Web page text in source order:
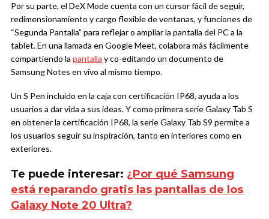
Por su parte, el DeX Mode cuenta con un cursor fácil de seguir,
redimensionamiento y cargo flexible de ventanas, y funciones de
“Segunda Pantalla” para reflejar o ampliar la pantalla del PC a la
tablet. En una llamada en Google Meet, colabora más fácilmente
compartiendo la pantalla y co-editando un documento de
Samsung Notes en vivo al mismo tiempo.
Un S Pen incluido en la caja con certificación IP68, ayuda a los
usuarios a dar vida a sus ideas. Y como primera serie Galaxy Tab S
en obtener la certificación IP68, la serie Galaxy Tab S9 permite a
los usuarios seguir su inspiración, tanto en interiores como en
exteriores.
Te puede interesar: ¿Por qué Samsung
está reparando gratis las pantallas de los
Galaxy Note 20 Ultra?